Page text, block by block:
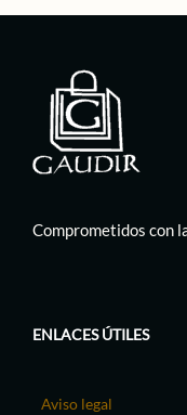
Comprometidos con
ENLACES ÚTILES
Aviso legal